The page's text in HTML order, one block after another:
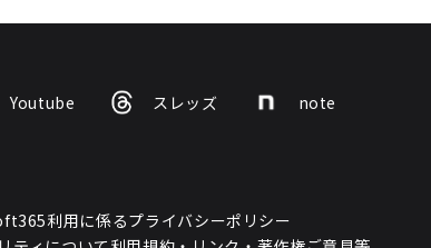
Youtube スレッズ note
利用に係るプライバシーポリシー